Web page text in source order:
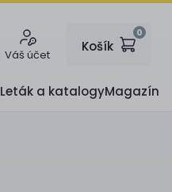
Váš účet
Košík
0
Leták a katalogyMagazín